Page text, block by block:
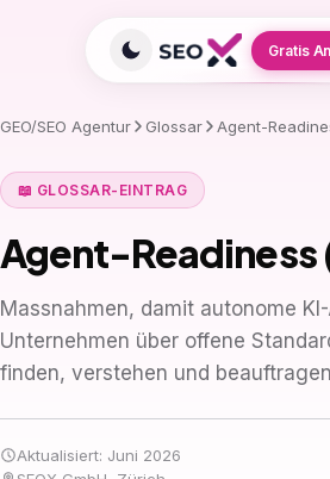
Gratis
GEO/SEO Agentur Glossar Agent-
📖 GLOSSAR-EINTRAG
Agent-Readiness
Massnahmen, damit autonome
Unternehmen über offene
finden, verstehen und
Aktualisiert: Juni 2026